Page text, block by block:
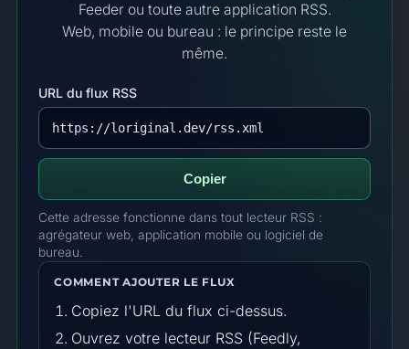
Feeder ou toute autre application RSS.
Web, mobile ou bureau : le principe reste le
même.
URL du flux RSS
Copier
Cette adresse fonctionne dans tout lecteur RSS :
agrégateur web, application mobile ou logiciel de
bureau.
COMMENT AJOUTER LE FLUX
Copiez l'URL du flux ci-dessus.
Ouvrez votre lecteur RSS (Feedly,